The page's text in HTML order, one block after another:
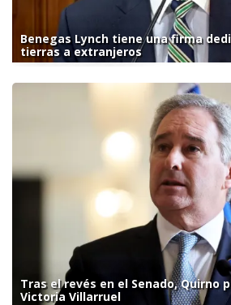
Benegas Lynch tiene una firma
tierras a extranjeros
Tras el revés en el Senado, Quirno
Victoria Villarruel